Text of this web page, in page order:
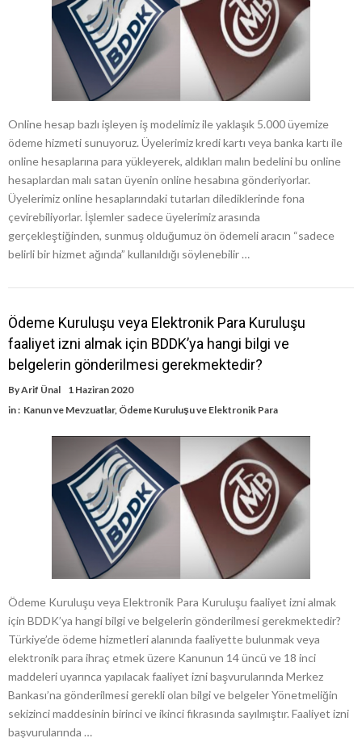
Online hesap bazlı işleyen iş modelimiz ile yaklaşık 5.000 üyemize
ödeme hizmeti sunuyoruz. Üyelerimiz kredi kartı veya banka kartı ile
online hesaplarına para yükleyerek, aldıkları malın bedelini bu online
hesaplardan malı satan üyenin online hesabına gönderiyorlar.
Üyelerimiz online hesaplarındaki tutarları dilediklerinde fona
çevirebiliyorlar. İşlemler sadece üyelerimiz arasında
gerçekleştiğinden, sunmuş olduğumuz ön ödemeli aracın “sadece
belirli bir hizmet ağında” kullanıldığı söylenebilir …
Ödeme Kuruluşu veya Elektronik Para Kuruluşu
faaliyet izni almak için BDDK’ya hangi bilgi ve
belgelerin gönderilmesi gerekmektedir?
ByArif Ünal
1 Haziran 2020
in : Kanun ve Mevzuatlar, Ödeme Kuruluşu ve Elektronik Para
Ödeme Kuruluşu veya Elektronik Para Kuruluşu faaliyet izni almak
için BDDK’ya hangi bilgi ve belgelerin gönderilmesi gerekmektedir?
Türkiye’de ödeme hizmetleri alanında faaliyette bulunmak veya
elektronik para ihraç etmek üzere Kanunun 14 üncü ve 18 inci
maddeleri uyarınca yapılacak faaliyet izni başvurularında Merkez
Bankası’na gönderilmesi gerekli olan bilgi ve belgeler Yönetmeliğin
sekizinci maddesinin birinci ve ikinci fıkrasında sayılmıştır. Faaliyet izni
başvurularında …